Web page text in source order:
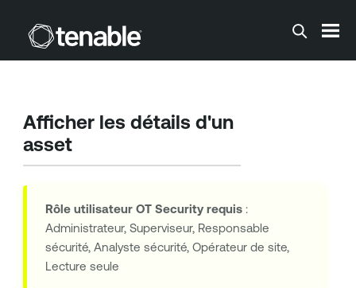
Passer au contenu principal
Afficher les détails d'un
asset
Rôle utilisateur OT Securityrequis:
Administrateur, Superviseur, Responsable
sécurité, Analyste sécurité, Opérateur de site,
Lecture seule